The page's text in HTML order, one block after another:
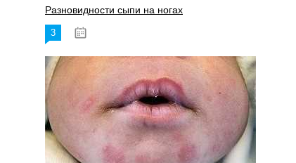
Разновидности сыпи на ногах
3